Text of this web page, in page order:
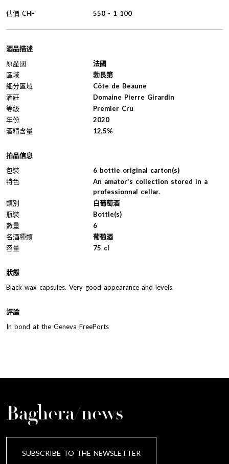
酒品描述
原產國
法國
區域
勃艮第
細分區域
Côte de Beaune
酒莊
Domaine Pierre Girardin
等級
Premier Cru
年份
2020
酒精含量
12,5%
拍品信息
包裝
6 bottle original carton(s)
特色
An amator's collection stored in a
professionnal cellar.
類別
白葡萄酒
瓶裝
Bottle(s)
數量
6
名酒種類
葡萄酒
容量
75 cl
估價 CHF 550 - 1 100
狀態
Black wax capsules. Very good appearance and levels.
評論
In bond at the Geneva FreePorts
Baghera/news
SUBSCRIBE TO THE NEWSLETTER